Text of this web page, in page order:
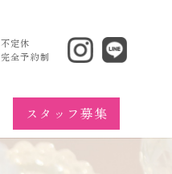
不定休
完全予約制
スタッフ募集